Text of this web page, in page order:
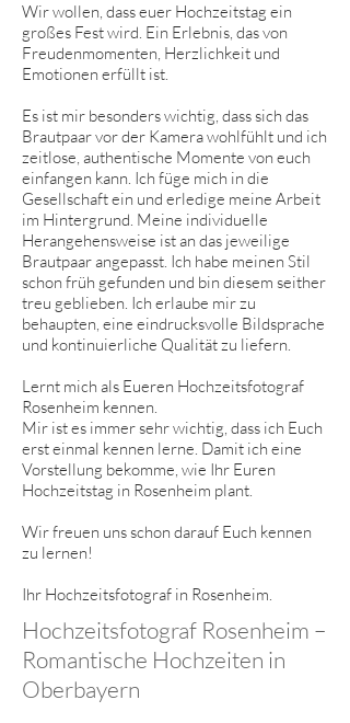
Wir wollen, dass euer Hochzeitstag ein
großes Fest wird. Ein Erlebnis, das von
Freudenmomenten, Herzlichkeit und
Emotionen erfüllt ist.
Es ist mir besonders wichtig, dass sich das
Brautpaar vor der Kamera wohlfühlt und ich
zeitlose, authentische Momente von euch
einfangen kann. Ich füge mich in die
Gesellschaft ein und erledige meine Arbeit
im Hintergrund. Meine individuelle
Herangehensweise ist an das jeweilige
Brautpaar angepasst. Ich habe meinen Stil
schon früh gefunden und bin diesem seither
treu geblieben. Ich erlaube mir zu
behaupten, eine eindrucksvolle Bildsprache
und kontinuierliche Qualität zu liefern.
Lernt mich als Eueren Hochzeitsfotograf
Rosenheim kennen.
Mir ist es immer sehr wichtig, dass ich Euch
erst einmal kennen lerne. Damit ich eine
Vorstellung bekomme, wie Ihr Euren
Hochzeitstag in Rosenheim plant.
Wir freuen uns schon darauf Euch kennen
zu lernen!
Ihr Hochzeitsfotograf in Rosenheim.
Hochzeitsfotograf Rosenheim –
Romantische Hochzeiten in
Oberbayern